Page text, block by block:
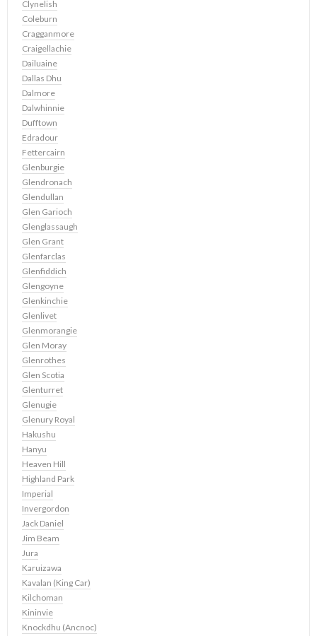
Clynelish
Coleburn
Cragganmore
Craigellachie
Dailuaine
Dallas Dhu
Dalmore
Dalwhinnie
Dufftown
Edradour
Fettercairn
Glenburgie
Glendronach
Glendullan
Glen Garioch
Glenglassaugh
Glen Grant
Glenfarclas
Glenfiddich
Glengoyne
Glenkinchie
Glenlivet
Glenmorangie
Glen Moray
Glenrothes
Glen Scotia
Glenturret
Glenugie
Glenury Royal
Hakushu
Hanyu
Heaven Hill
Highland Park
Imperial
Invergordon
Jack Daniel
Jim Beam
Jura
Karuizawa
Kavalan (King Car)
Kilchoman
Kininvie
Knockdhu (Ancnoc)